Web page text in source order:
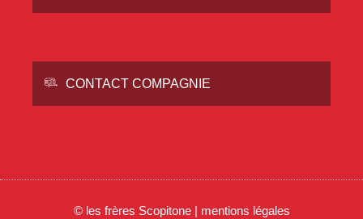
CONTACT COMPAGNIE
© les frères Scopitone | mentions légales